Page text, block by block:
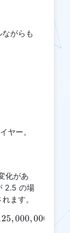
がらも
MM
ヤー。
化があ
2.5 の場
ます。
\times
,000,000